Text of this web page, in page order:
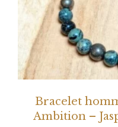
Bracelet
Ambition –